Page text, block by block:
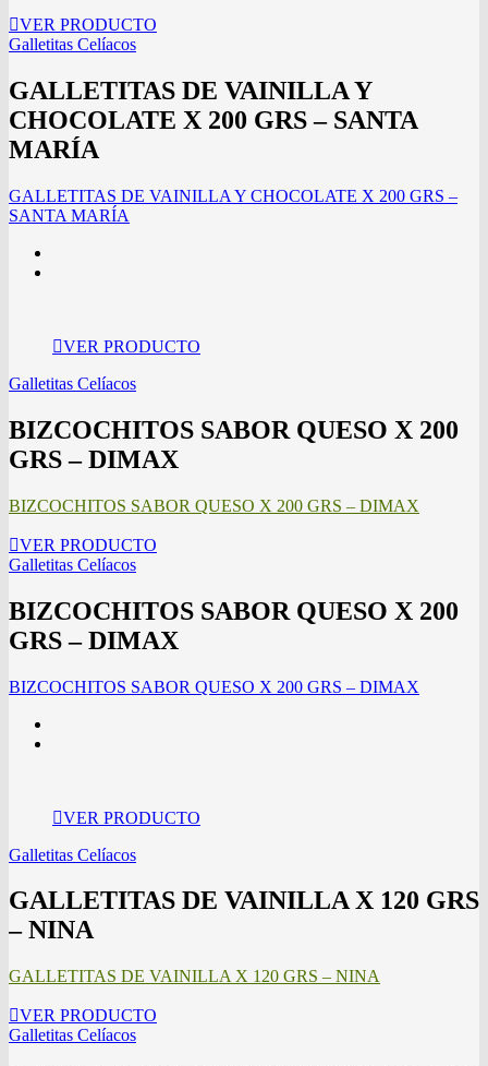
VER PRODUCTO
Galletitas Celíacos
GALLETITAS DE VAINILLA Y
CHOCOLATE X 200 GRS – SANTA
MARÍA
GALLETITAS DE VAINILLA Y CHOCOLATE X 200 GRS –
SANTA MARÍA
VER PRODUCTO
Galletitas Celíacos
BIZCOCHITOS SABOR QUESO X 200
GRS – DIMAX
BIZCOCHITOS SABOR QUESO X 200 GRS – DIMAX
VER PRODUCTO
Galletitas Celíacos
BIZCOCHITOS SABOR QUESO X 200
GRS – DIMAX
BIZCOCHITOS SABOR QUESO X 200 GRS – DIMAX
VER PRODUCTO
Galletitas Celíacos
GALLETITAS DE VAINILLA X 120 GRS
– NINA
GALLETITAS DE VAINILLA X 120 GRS – NINA
VER PRODUCTO
Galletitas Celíacos